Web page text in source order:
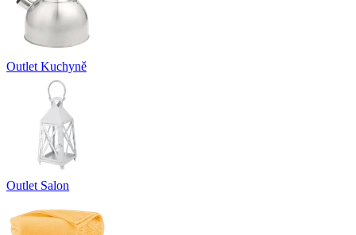
Outlet Kuchyně
Outlet Salon